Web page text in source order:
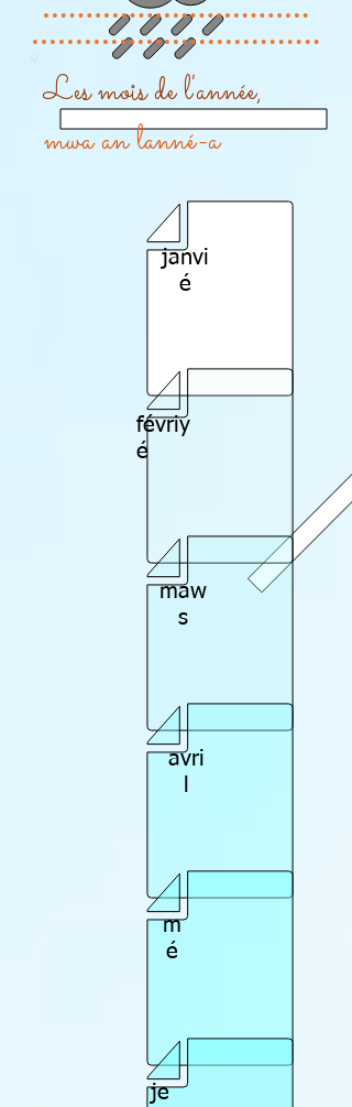
Les mois de l'année,
mwa an lanné-a
janvi
é
févriy
é
maw
s
avri
m
é
je